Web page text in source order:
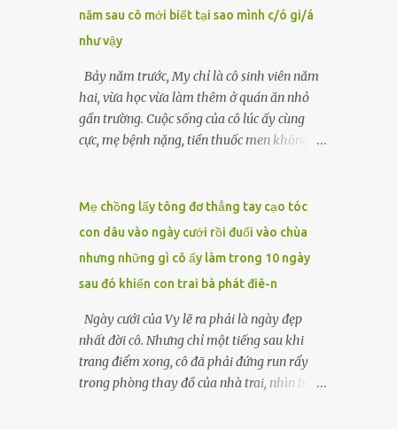
lặng căng thẳng. “Ông Hòa đã ủy quyền cho
tôi xử lý những việc này sau khi ông mất.
Luật sư đặt tay lên tập giấy tờ được buộc gọn
gàng, ánh mắt sắc lẹm lướt qua Nam và
Hạnh. LUẬT SƯ Mặc dù ông Hòa không để
lại di chúc công khai nào, nhưng có một văn
năm sau cô mới biết tại sao mình c/ó gi/á
như vậy
Bảy năm trước, My chỉ là cô sinh viên năm
hai, vừa học vừa làm thêm ở quán ăn nhỏ
gần trường. Cuộc sống của cô lúc ấy cùng
cực, mẹ bệnh nặng, tiền thuốc men không
bát, người quản lý gọi My ra. Có vị khách
muốn gặp. Đó là người đàn ông trung niên
mắt chất chứa mệt mỏi. Sau vài câu hỏi
ngắn gọn về hoàn cảnh, ông đẩy chiếc
phong bì dày cộm về phía cô. “Tôi muốn em
ở cùng tôi đêm nay. Một tỷ, đủ để cứu mẹ
em.”My run rẩy. Cô chưa từng nghĩ sẽ phải
đánh đổi bản thân, nhưng cũng không thể
để mẹ chết vì thiếu tiền. Đêm ấy, cô theo ông
Mẹ chồng lấy tông đơ thẳng tay cạo tóc
con dâu vào ngày cưới rồi đuổi vào chùa
nhưng những gì cô ấy làm trong 10 ngày
sau đó khiến con trai bà phát điê-n
Ngày cưới của Vy lẽ ra phải là ngày đẹp
nhất đời cô. Nhưng chỉ một tiếng sau khi
trang điểm xong, cô đã phải đứng run rẩy
trong phòng thay đồ của nhà trai, nhìn bà